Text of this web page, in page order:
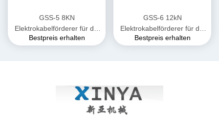
GSS-5 8KN
Elektrokabelförderer für die
unterirdische Verlegung von
Bestpreis erhalten
GSS-6 12kN
Elektrokabelförderer für die
unterirdische Verlegung von
Bestpreis erhalten